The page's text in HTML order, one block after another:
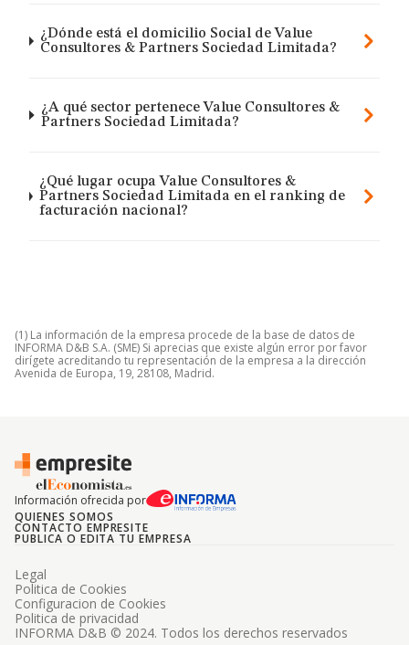
¿Dónde está el domicilio Social de Value
Consultores & Partners Sociedad Limitada?
¿A qué sector pertenece Value Consultores &
Partners Sociedad Limitada?
¿Qué lugar ocupa Value Consultores &
Partners Sociedad Limitada en el ranking de
facturación nacional?
(1) La información de la empresa procede de la base de datos de
INFORMA D&B S.A. (SME) Si aprecias que existe algún error por favor
dirígete acreditando tu representación de la empresa a la dirección
Avenida de Europa, 19, 28108, Madrid.
Información ofrecida por
QUIENES SOMOS
CONTACTO EMPRESITE
PUBLICA O EDITA TU EMPRESA
INFORMA D&B © 2024. Todos los derechos reservados
Legal
Politica de Cookies
Configuracion de Cookies
Politica de privacidad